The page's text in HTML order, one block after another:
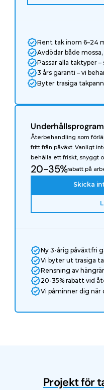
Rent tak inom 6–24
Avdödar både
Passar alla taktyper
3 års garanti – vi
Byter trasiga
Underhållsprogram
Återbehandling som
fritt från påväxt. Vanligt
behålla ett friskt, snyggt
20-35%rabatt på
Skicka
Ny 3-årig påväxtfri
Vi byter ut trasiga
Rensning av
20-35% rabatt vid
Vi påminner dig när
Projekt för